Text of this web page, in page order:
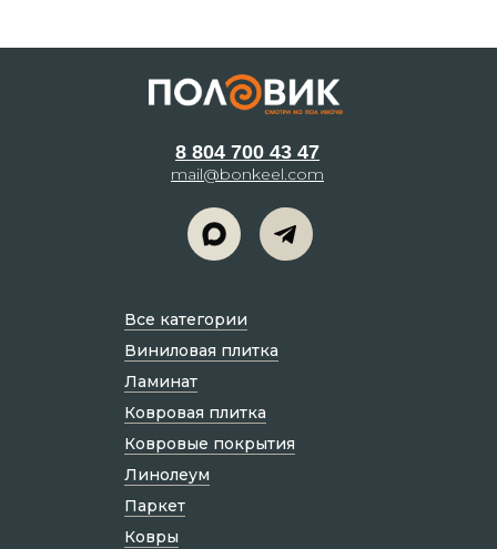
8 804 700 43 47
mail@bonkeel.com
Все категории
Виниловая плитка
Ламинат
Ковровая плитка
Ковровые покрытия
Линолеум
Паркет
Ковры